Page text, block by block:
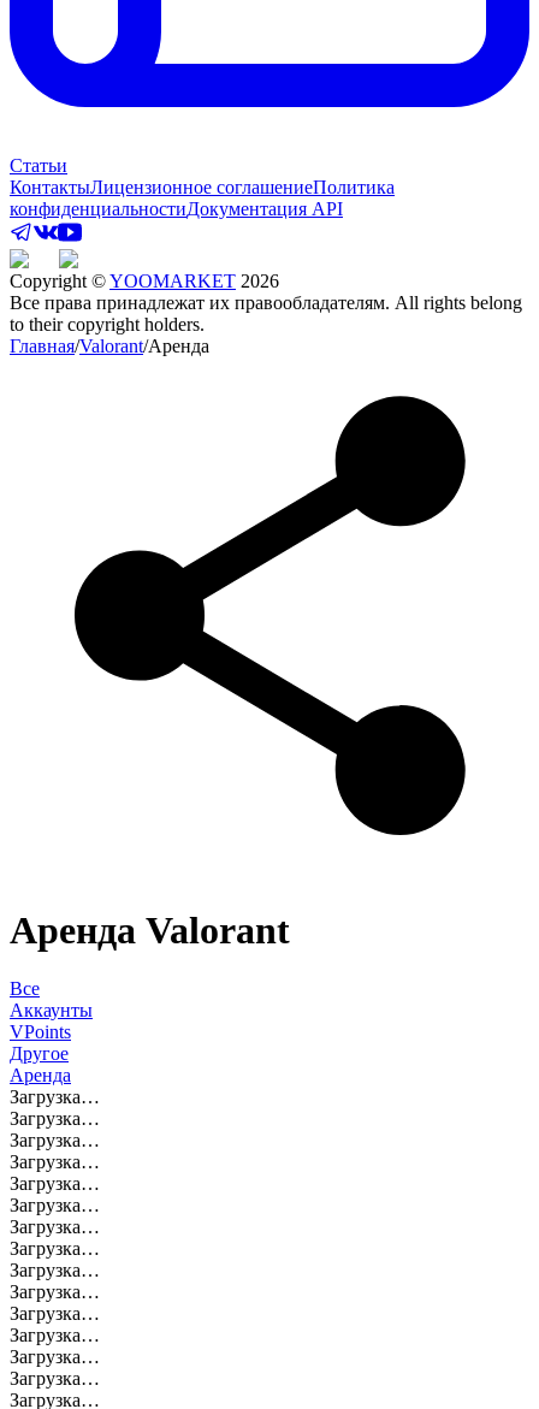
Статьи
КонтактыЛицензионное соглашениеПолитика
конфиденциальностиДокументация API
Copyright ©YOOMARKET 2026
Все права принадлежат их правообладателям. All rights belong
to their copyright holders.
Главная/Valorant/Аренда
Аренда Valorant
Все
Аккаунты
VPoints
Другое
Аренда
Загрузка…
Загрузка…
Загрузка…
Загрузка…
Загрузка…
Загрузка…
Загрузка…
Загрузка…
Загрузка…
Загрузка…
Загрузка…
Загрузка…
Загрузка…
Загрузка…
Загрузка…